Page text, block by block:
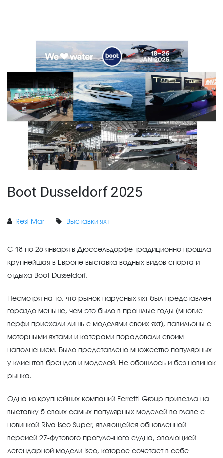
Boot Dusseldorf 2025
Rest Mar Выставки яхт
С 18 по 26 января в Дюссельдорфе традиционно прошла
крупнейшая в Европе выставка водных видов спорта и
отдыха Boot Dusseldorf.
Несмотря на то, что рынок парусных яхт был представлен
гораздо меньше, чем это было в прошлые годы (многие
верфи приехали лишь с моделями своих яхт), павильоны с
моторными яхтами и катерами порадовали своим
наполнением. Было представлено множество популярных
у клиентов брендов и моделей. Не обошлось и без новинок
рынка.
Одна из крупнейших компаний Ferretti Group привезла на
выставку 5 своих самых популярных моделей во главе с
новинкой Riva Iseo Super, являющейся обновленной
версией 27-футового прогулочного судна, эволюцией
легендарной модели Iseo, которое сочетает в себе